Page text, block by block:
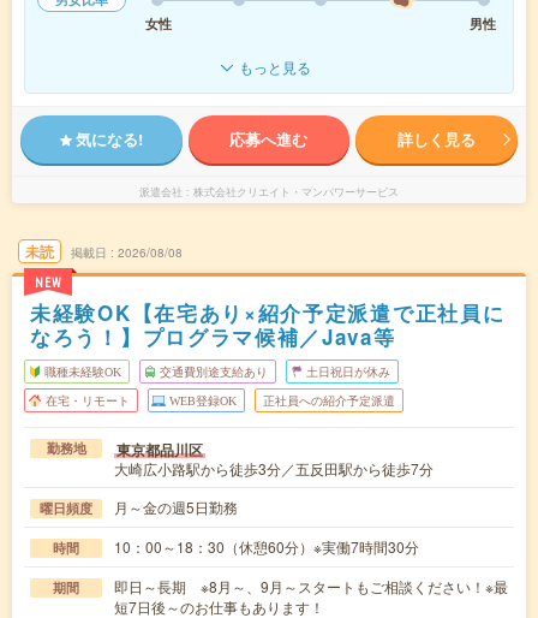
女性
男性
もっと見る
気になる! 応募へ進む 詳しく見る
派遣会社 株式会社クリエイト・マンパワーサービス
未読
NEW
掲載日 2026/08/08
未経験OK【在宅あり×紹介予定派遣で正社員に
なろう！】プログラマ候補／Java等
職種未経験OK 交通費別途支給あり 土日祝日が休み
在宅・リモート WEB登録OK 正社員への紹介予定派遣
勤務地 東京都品川区
大崎広小路駅から徒歩3分／五反田駅から徒歩7分
曜日頻度 月～金の週5日勤務
時間 10：00～18：30（休憩60分）※実働7時間30分
期間
即日～長期 ※8月～、9月～スタートもご相談ください！※最
短7日後～のお仕事もあります！